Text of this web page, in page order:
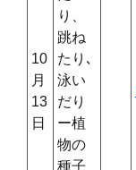
10
月
13
日
り、
跳ね
たり､
泳い
だり
ー植
物の
種子